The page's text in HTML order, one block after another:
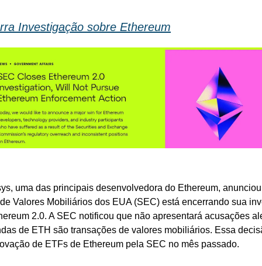
Investigação sobre Ethereum
uma das principais desenvolvedora do Ethereum,
Valores Mobiliários dos EUA (SEC) está encerrando sua
2.0. A SEC notificou que não apresentará acusações
de ETH são transações de valores mobiliários. Essa
de ETFs de Ethereum pela SEC no mês passado.